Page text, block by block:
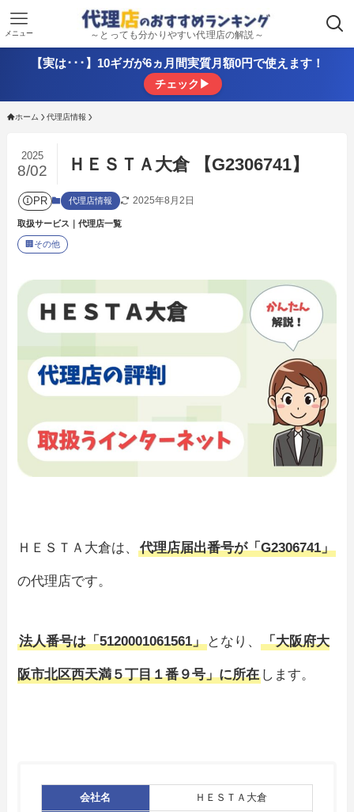
～とっても分かりやすい代理店の解説～
メニュー
【実は･･･】10ギガが6ヵ月間実質月額0円で使えます！
チェック▶
ホーム 代理店情報
ＨＥＳＴＡ大倉 【G2306741】
2025
8/02
PR 代理店情報 2025年8月2日
取扱サービス｜代理店一覧
🏢 その他
ＨＥＳＴＡ大倉は、代理店届出番号が「G2306741」
の代理店です。
法人番号は「5120001061561」 となり、「大阪府大
阪市北区西天満５丁目１番９号」に所在 します。
会社名 ＨＥＳＴＡ大倉